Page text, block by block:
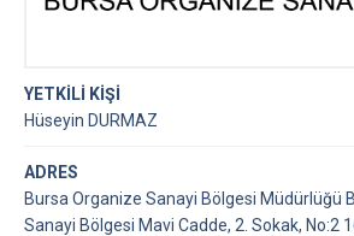
YETKİLİ KİŞİ
Hüseyin DURMAZ
ADRES
Bursa Organize Sanayi Bölgesi Müdürlüğü
Sanayi Bölgesi Mavi Cadde, 2. Sokak, No:2